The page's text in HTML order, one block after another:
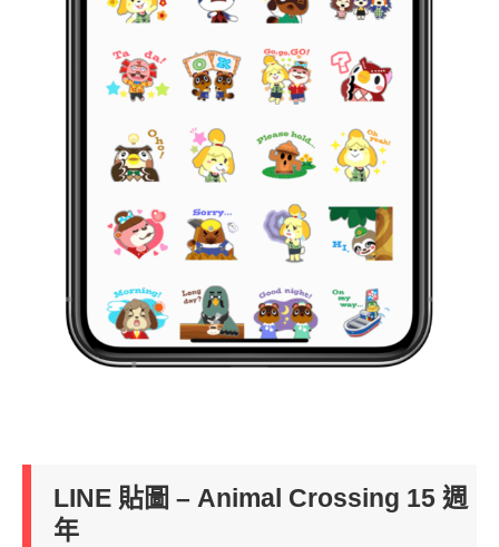
LINE 貼圖 – Animal Crossing 15 週
年